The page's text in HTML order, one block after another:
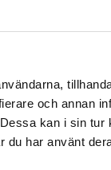
och annan
kan i sin tur
du har använt
Tree Hut
Shave Oil
TREE HUT